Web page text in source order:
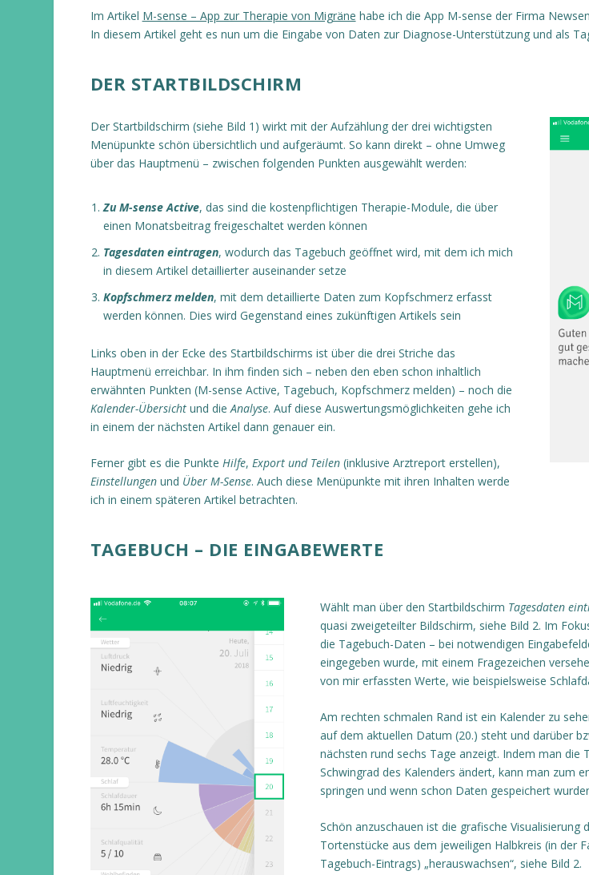
Im Artikel M-sense – App zur Therapie von Migräne habe ich die App M-sense der Firma
In diesem Artikel geht es nun um die Eingabe von Daten zur Diagnose-Unterstützung und als
DER STARTBILDSCHIRM
Der Startbildschirm (siehe Bild 1) wirkt mit der Aufzählung der drei wichtigsten
Menüpunkte schön übersichtlich und aufgeräumt. So kann direkt – ohne Umweg
über das Hauptmenü – zwischen folgenden Punkten ausgewählt werden:
Zu M-sense Active, das sind die kostenpflichtigen Therapie-Module, die über
einen Monatsbeitrag freigeschaltet werden können
Tagesdaten eintragen, wodurch das Tagebuch geöffnet wird, mit dem ich mich
in diesem Artikel detaillierter auseinander setze
Kopfschmerz melden, mit dem detaillierte Daten zum Kopfschmerz erfasst
werden können. Dies wird Gegenstand eines zukünftigen Artikels sein
Links oben in der Ecke des Startbildschirms ist über die drei Striche das
Hauptmenü erreichbar. In ihm finden sich – neben den eben schon inhaltlich
erwähnten Punkten (M-sense Active, Tagebuch, Kopfschmerz melden) – noch die
Kalender-Übersichtund die Analyse. Auf diese Auswertungsmöglichkeiten gehe ich
in einem der nächsten Artikel dann genauer ein.
Ferner gibt es die Punkte Hilfe, Export und Teilen(inklusive Arztreport erstellen),
Einstellungenund Über M-Sense. Auch diese Menüpunkte mit ihren Inhalten werde
ich in einem späteren Artikel betrachten.
TAGEBUCH – DIE EINGABEWERTE
Wählt man über den Startbildschirm Tagesdaten
quasi zweigeteilter Bildschirm, siehe Bild 2. Im
die Tagebuch-Daten – bei notwendigen
eingegeben wurde, mit einem Fragezeichen
von mir erfassten Werte, wie beispielsweise
Am rechten schmalen Rand ist ein Kalender zu
auf dem aktuellen Datum (20.) steht und darüber
nächsten rund sechs Tage anzeigt. Indem man die
Schwingrad des Kalenders ändert, kann man zum
springen und wenn schon Daten gespeichert
Schön anzuschauen ist die grafische Visualisierung
Tortenstücke aus dem jeweiligen Halbkreis (in der
Tagebuch-Eintrags) „herauswachsen“, siehe Bild 2.